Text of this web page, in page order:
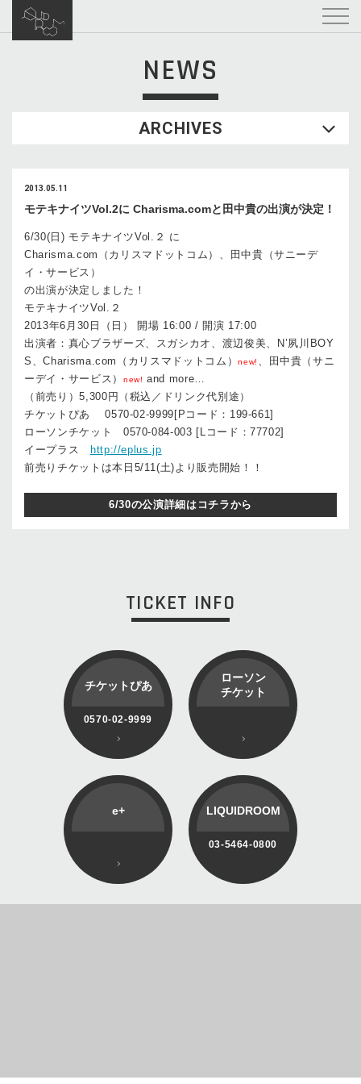
NEWS
ARCHIVES
2013.05.11
モテキナイツVol.2に Charisma.comと田中貴の出演が決定！
6/30(日) モテキナイツVol.２ に
Charisma.com（カリスマドットコム）、田中貴（サニーデ
イ・サービス）
の出演が決定しました！
モテキナイツVol.２
2013年6月30日（日） 開場 16:00 / 開演 17:00
出演者：真心ブラザーズ、スガシカオ、渡辺俊美、N’夙川BOY
S、Charisma.com（カリスマドットコム）new! 、田中貴（サニ
ーデイ・サービス）
new! and more…
（前売り）5,300円（税込／ドリンク代別途）
チケットぴあ 0570-02-9999[Pコード：199-661]
ローソンチケット 0570-084-003 [Lコード：77702]
イープラス
http://eplus.jp
前売りチケットは本日5/11(土)より販売開始！！
6/30の公演詳細はコチラから
TICKET INFO
チケットぴあ
0570-02-9999
ローソン
チケット
e+ LIQUIDROOM
03-5464-0800